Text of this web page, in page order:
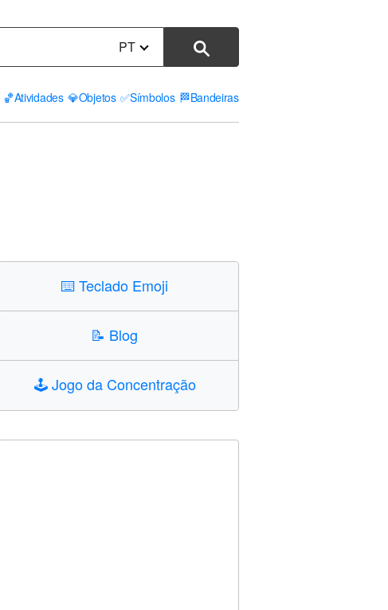
PT
🏀Atividades 💎Objetos ✅Símbolos 🏁Bandeiras
⌨️Teclado Emoji
📝 Blog
🕹️Jogo da Concentração